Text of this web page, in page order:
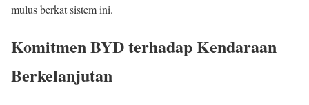
mulus berkat sistem ini.
Komitmen BYD terhadap Kendaraan
Berkelanjutan